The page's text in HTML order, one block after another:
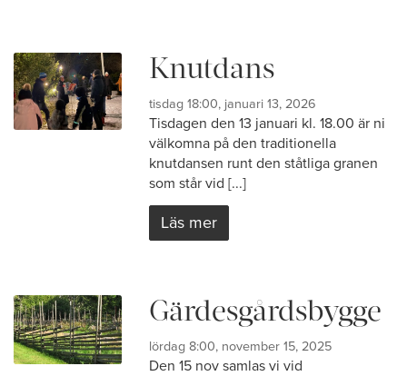
Knutdans
tisdag 18:00, januari 13, 2026
Tisdagen den 13 januari kl. 18.00 är ni
välkomna på den traditionella
knutdansen runt den ståtliga granen
som står vid [...]
Läs mer
Gärdesgårdsbygge
lördag 8:00, november 15, 2025
Den 15 nov samlas vi vid